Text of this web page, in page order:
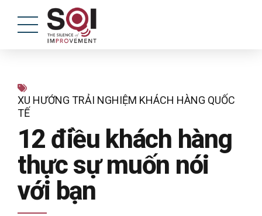
XU HƯỚNG TRẢI NGHIỆM KHÁCH HÀNG QUỐC
TẾ
12 điều khách hàng
thực sự muốn nói
với bạn